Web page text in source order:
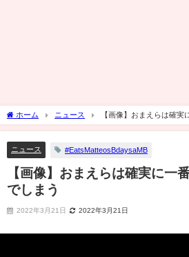
ホーム ニュース 【画像】おまえらは確実
ニュース #EatsMatteosBdaysaMB
【画像】おまえらは確実に一
でしまう
2022年3月21日 2022年3月21日